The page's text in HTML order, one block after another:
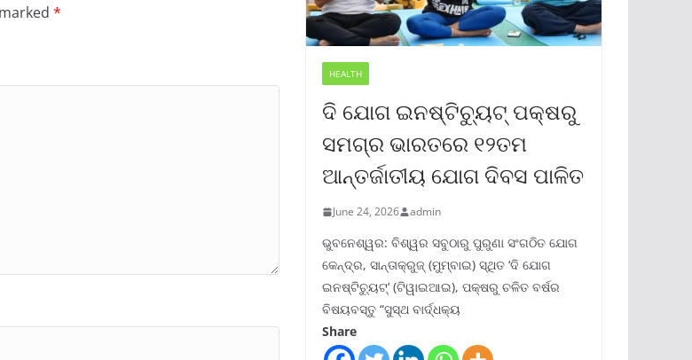
*
HEALTH
ଦି ଯୋଗ ଇନଷ୍ଟିଚ୍ୟୁଟ୍ ପକ୍ଷରୁ
ସମଗ୍ର ଭାରତରେ ୧୨ତମ
ଆନ୍ତର୍ଜାତୀୟ ଯୋଗ ଦିବସ ପାଳିତ
June 24, 2026 admin
ଭୁବନେଶ୍ୱର: ବିଶ୍ୱର ସବୁଠାରୁ ପୁରୁଣା ସଂଗଠିତ ଯୋଗ
କେନ୍ଦ୍ର, ସାନ୍ତାକ୍ରୁଜ୍ (ମୁମ୍ବାଇ) ସ୍ଥିତ ‘ଦି ଯୋଗ
ଇନଷ୍ଟିଚ୍ୟୁଟ୍‌’ (ଟିୱାଇଆଇ), ପକ୍ଷରୁ ଚଳିତ ବର୍ଷର
ବିଷୟବସ୍ତୁ “ସୁସ୍ଥ ବାର୍ଦ୍ଧକ୍ୟ
Share